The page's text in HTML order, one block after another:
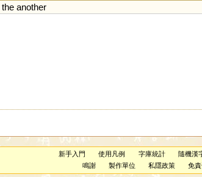
the another
新手入門 使用凡例 字庫統計 隨機漢
鳴謝
製作單位 私隱政策 免